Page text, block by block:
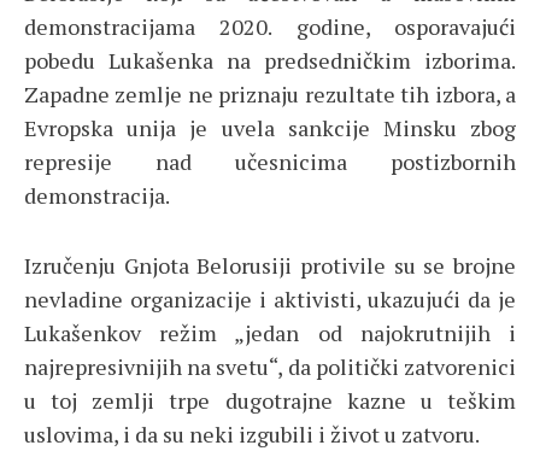
demonstracijama 2020. godine, osporavajući
pobedu Lukašenka na predsedničkim izborima.
Zapadne zemlje ne priznaju rezultate tih izbora, a
Evropska unija je uvela sankcije Minsku zbog
represije nad učesnicima postizbornih
demonstracija.
Izručenju Gnjota Belorusiji protivile su se brojne
nevladine organizacije i aktivisti, ukazujući da je
Lukašenkov režim „jedan od najokrutnijih i
najrepresivnijih na svetu“, da politički zatvorenici
u toj zemlji trpe dugotrajne kazne u teškim
uslovima, i da su neki izgubili i život u zatvoru.